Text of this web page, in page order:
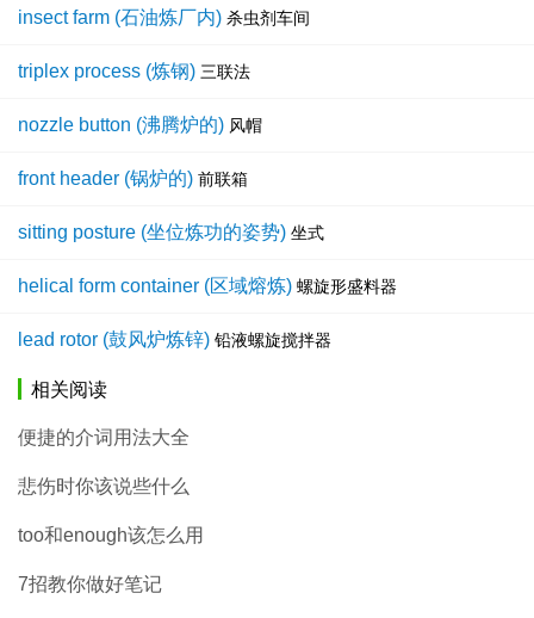
insect farm (石油炼厂内) 杀虫剂车间
triplex process (炼钢) 三联法
nozzle button (沸腾炉的) 风帽
front header (锅炉的) 前联箱
sitting posture (坐位炼功的姿势) 坐式
helical form container (区域熔炼) 螺旋形盛料器
lead rotor (鼓风炉炼锌) 铅液螺旋搅拌器
相关阅读
便捷的介词用法大全
悲伤时你该说些什么
too和enough该怎么用
7招教你做好笔记